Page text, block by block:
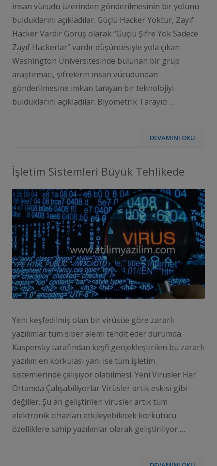
insan vücudu üzerinden gönderilmesinin bir yolunu
bulduklarını açıkladılar. Güçlü Hacker Yoktur, Zayıf
Hacker Vardır Görüş olarak “Güçlü Şifre Yok Sadece
Zayıf Hackerlar” vardır düşüncesiyle yola çıkan
Washington Üniversitesinde bulunan bir grup
araştırmacı, şifrelerin insan vücudundan
gönderilmesine imkan tanıyan bir teknolojiyi
bulduklarını açıkladılar. Biyometrik Tarayıcı …
DEVAMINI OKU
İşletim Sistemleri Büyük Tehlikede
Yeni keşfedilmiş olan bir virüsüe göre zararlı
yazılımlar tüm siber alemi tehdit eder durumda.
Kaspersky tarafından keşfi gerçekleştirilen bu zararlı
yazılım en korkulası yanı ise tüm işletim
sistemlerinde çalışıyor olabilmesi. Yeni Virüsler Her
Ortamda Çalışabiliyorlar Virüsler artık eskisi gibi
değiller. Şu an geliştirilen virüsler artık tüm
elektronik cihazları etkileyebilecek korkutucu
özelliklere sahip yazılımlar olarak geliştiriliyor …